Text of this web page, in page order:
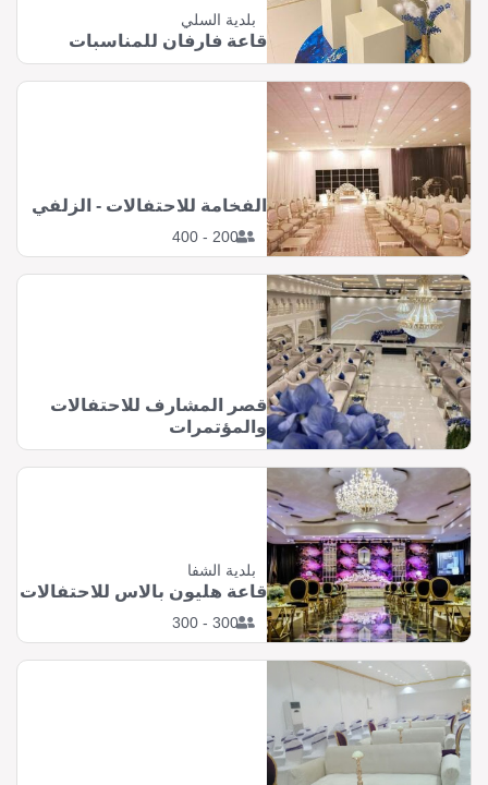
بلدية السلي
قاعة فارفان للمناسبات
200 - 400
الفخامة للاحتفالات - الزلفي
قصر المشارف للاحتفالات
والمؤتمرات
بلدية الشفا
300 - 300
قاعة هليون بالاس للاحتفالات